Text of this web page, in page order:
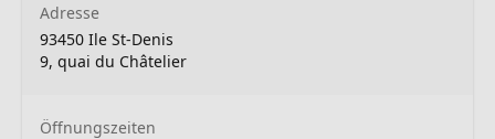
Adresse
93450 Ile St-Denis
9, quai du Châtelier
Öffnungszeiten